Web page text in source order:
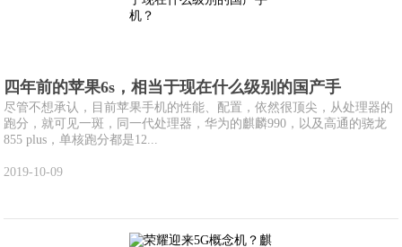
四年前的苹果6s，相当于现在什么级别的国产手
尽管不想承认，目前苹果手机的性能、配置，依然很顶尖，从处理器的
跑分，就可见一斑，同一代处理器，华为的麒麟990，以及高通的骁龙
855 plus，单核跑分都是12...
2019-10-09